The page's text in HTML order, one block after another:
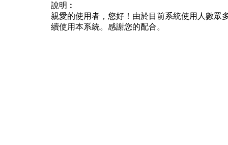
說明︰
親愛的使用者，您好！由於目前系統使用人數眾
續使用本系統。感謝您的配合。